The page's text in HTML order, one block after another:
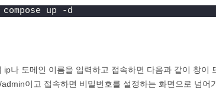
up -d
ip나 도메인 이름을 입력하고 접속하면 다음과 같이 창이
이고 접속하면 비밀번호를 설정하는 화면으로 넘어